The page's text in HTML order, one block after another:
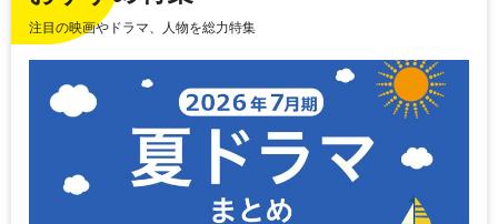
注目の映画やドラマ、人物を総力特集